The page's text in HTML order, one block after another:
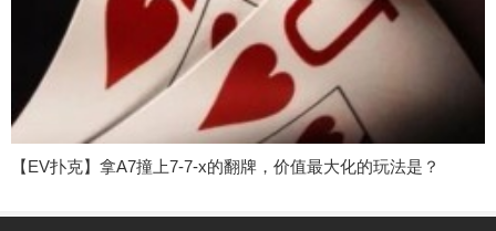
【EV扑克】拿A7撞上7-7-x的翻牌，价值最大化的玩法是？